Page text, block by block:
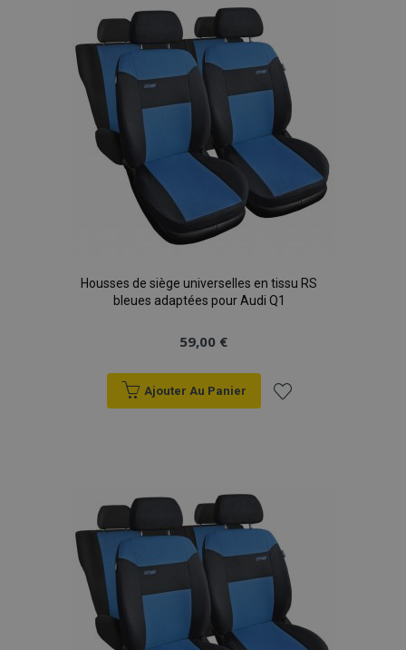
d'achats
Housses de siège universelles en tissu RS
bleues adaptées pour Audi Q1
59,00 €
Ajouter Au Panier
d'achats